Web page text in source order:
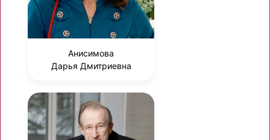
Анисимова
Дарья Дмитриевна